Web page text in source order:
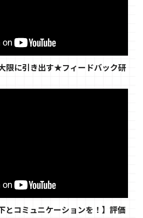
限に引き出す★フィードバック研
とコミュニケーションを！】評価